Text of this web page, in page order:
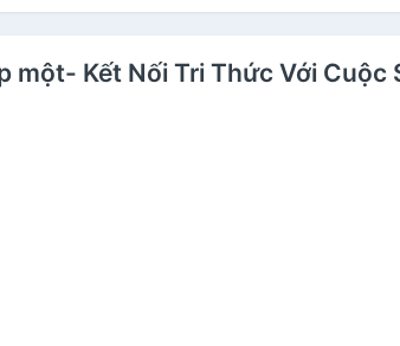
một- Kết Nối Tri Thức Với Cuộc